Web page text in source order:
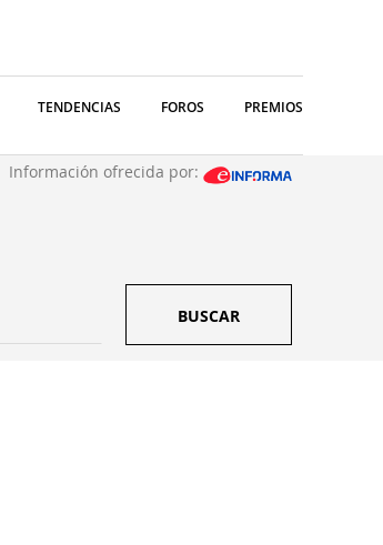
TENDENCIAS FOROS PREMIOS
Información ofrecida por:
BUSCAR